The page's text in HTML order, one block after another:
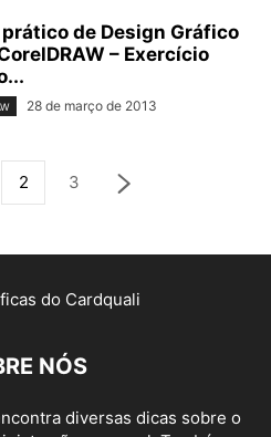
de Design Gráfico
– Exercício
28 de março de 2013
2 3
NÓS
diversas dicas sobre o